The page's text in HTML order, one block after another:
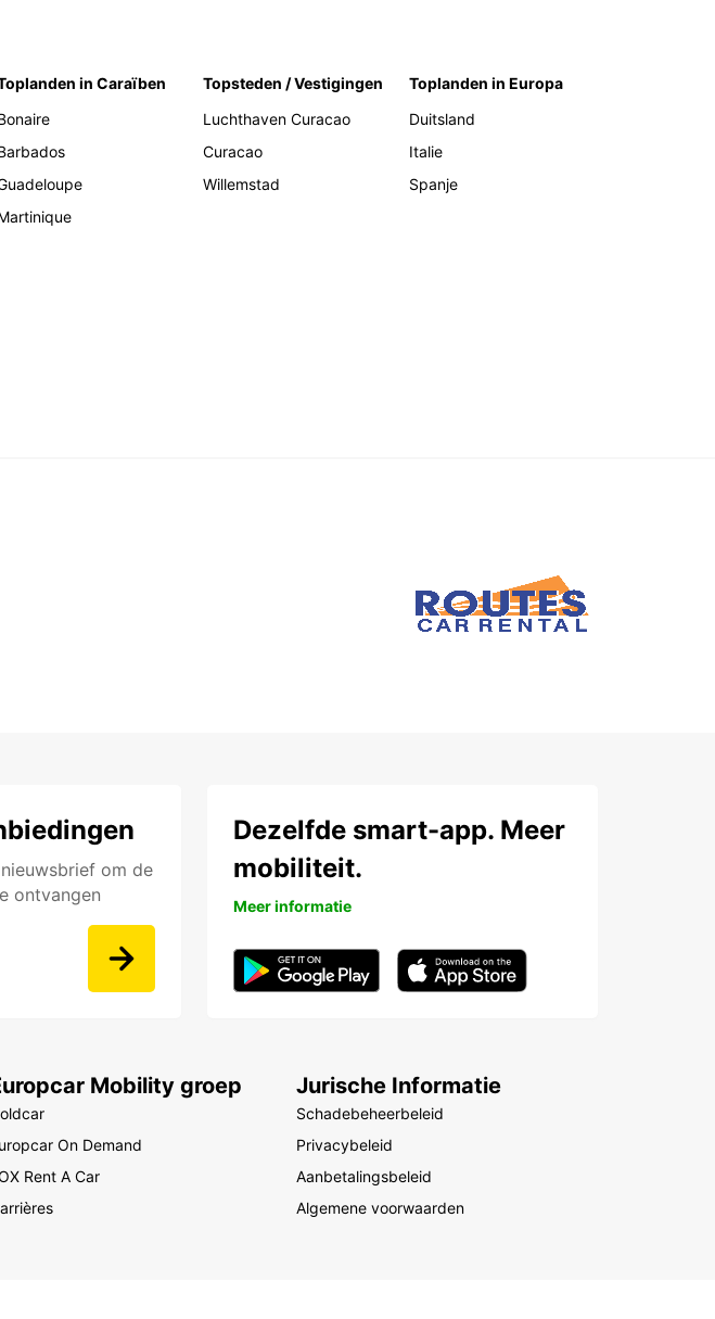
in Caraïben
Topsteden / Vestigingen
Luchthaven Curacao
Curacao
Willemstad
Toplanden in Europa
Duitsland
Italie
Spanje
om de
ontvangen
Dezelfde smart-app. Meer
mobiliteit.
Meer informatie
Mobility groep
On Demand
Rent A Car
Jurische Informatie
Schadebeheerbeleid
Privacybeleid
Aanbetalingsbeleid
Algemene voorwaarden